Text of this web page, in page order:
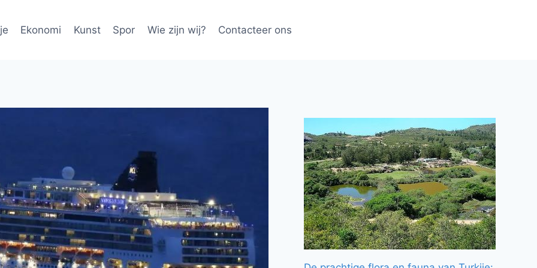
Ekonomi Kunst Spor Wie zijn wij? Contacteer ons